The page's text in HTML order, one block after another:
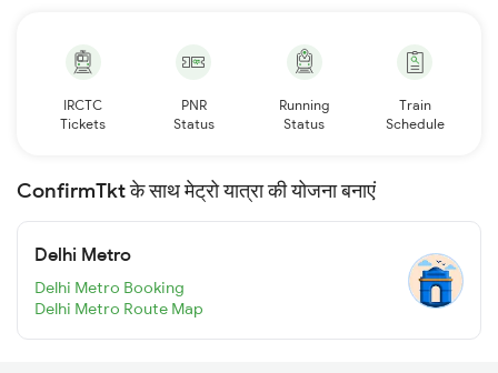
IRCTC
Tickets
PNR
Status
Running
Status
Train
Schedule
ConfirmTkt के साथ मेट्रो यात्रा की योजना बनाएं
Delhi Metro
Delhi Metro Booking
Delhi Metro Route Map